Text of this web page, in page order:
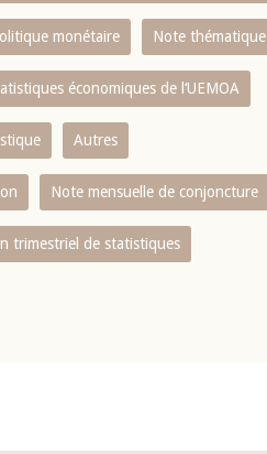
monétaire Note thématique
économiques de l‘UEMOA
Autres
Note mensuelle de conjoncture
trimestriel de statistiques